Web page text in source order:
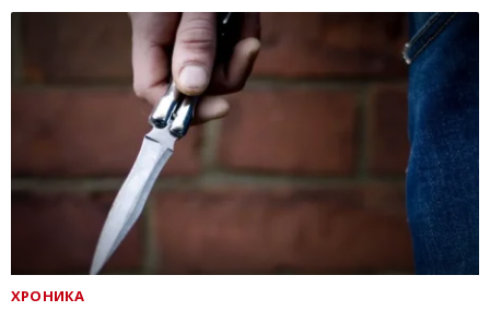
ХРОНИКА